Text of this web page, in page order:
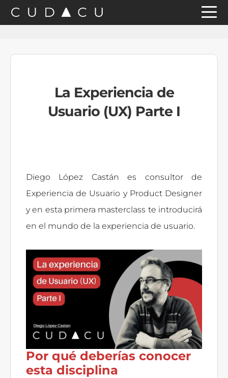
Saltar
a
Saltar
al
Saltar
a
La Experiencia de
Usuario (UX) Parte I
Diego López Castán es consultor de
Experiencia de Usuario y Product Designer
y en esta primera masterclass te introducirá
en el mundo de la experiencia de usuario.
Por qué deberías conocer
esta disciplina